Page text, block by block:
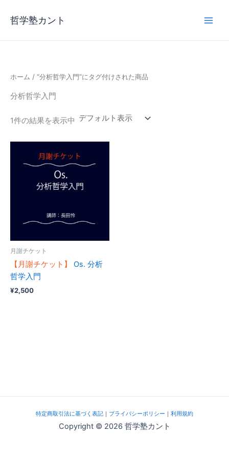
ス
哲学塾カント
ホーム / “分析哲学入門”にタグ付けされた商品
分析哲学入門
1件の結果を表示中
月謝チケット
【月謝チケット】
Os. 分析
哲学入門
¥2,500
特定商取引法に基づく表記 ｜ プライバシーポリシー ｜ 利用規約
Copyright © 2026 哲学塾カント